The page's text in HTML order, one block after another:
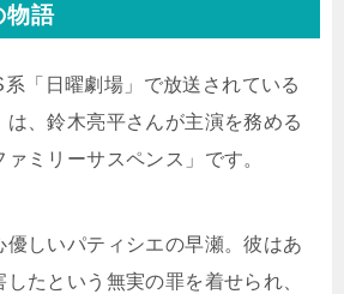
物語
「日曜劇場」で放送されている
は、鈴木亮平さんが主演を務める
ァミリーサスペンス」です。
優しいパティシエの早瀬。彼はあ
たという無実の罪を着せられ、